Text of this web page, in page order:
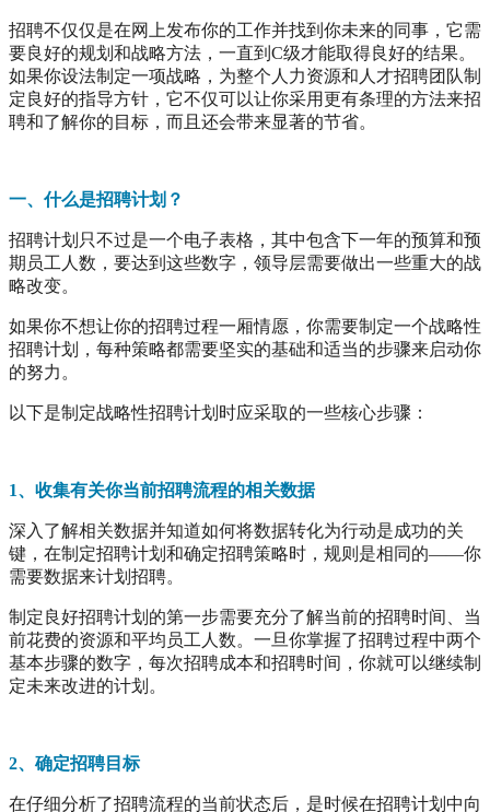
招聘不仅仅是在网上发布你的工作并找到你未来的同事，它需
要良好的规划和战略方法，一直到C级才能取得良好的结果。
如果你设法制定一项战略，为整个人力资源和人才招聘团队制
定良好的指导方针，它不仅可以让你采用更有条理的方法来招
聘和了解你的目标，而且还会带来显著的节省。
一、什么是招聘计划？
招聘计划只不过是一个电子表格，其中包含下一年的预算和预
期员工人数，要达到这些数字，领导层需要做出一些重大的战
略改变。
如果你不想让你的招聘过程一厢情愿，你需要制定一个战略性
招聘计划，每种策略都需要坚实的基础和适当的步骤来启动你
的努力。
以下是制定战略性招聘计划时应采取的一些核心步骤：
1、收集有关你当前招聘流程的相关数据
深入了解相关数据并知道如何将数据转化为行动是成功的关
键，在制定招聘计划和确定招聘策略时，规则是相同的——你
需要数据来计划招聘。
制定良好招聘计划的第一步需要充分了解当前的招聘时间、当
前花费的资源和平均员工人数。一旦你掌握了招聘过程中两个
基本步骤的数字，每次招聘成本和招聘时间，你就可以继续制
定未来改进的计划。
2、确定招聘目标
在仔细分析了招聘流程的当前状态后，是时候在招聘计划中向